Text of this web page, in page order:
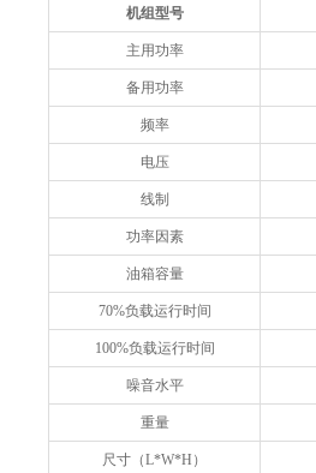
机组型号
主用功率
备用功率
频率
电压
线制
功率因素
油箱容量
70%负载运行时间
100%负载运行时间
噪音水平
重量
尺寸（L*W*H）